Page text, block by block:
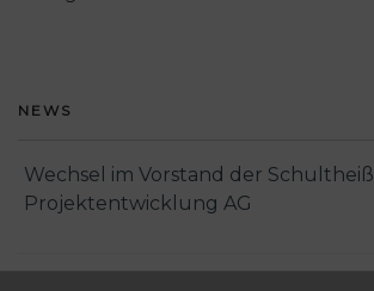
NEWS
Wechsel im Vorstand der Schultheiß
Projektentwicklung AG